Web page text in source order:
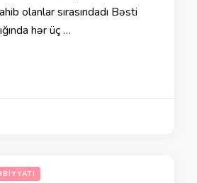
olanlar sırasındadı Bəsti
hər üç …